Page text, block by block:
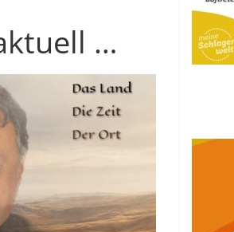
…